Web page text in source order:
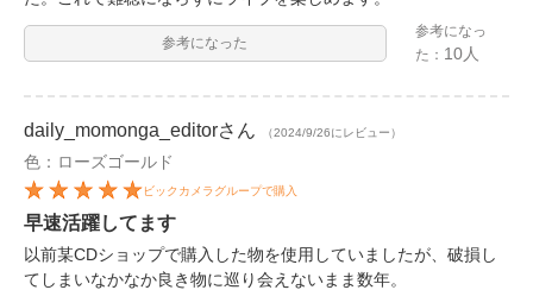
参考になった
参考になっ
た： 10人
daily_momonga_editorさん （2024/9/26にレビュー）
色：ローズゴールド
ビックカメラグループで購入
早速活躍してます
以前某CDショップで購入した物を使用していましたが、破損し
てしまいなかなか良き物に巡り会えないまま数年。